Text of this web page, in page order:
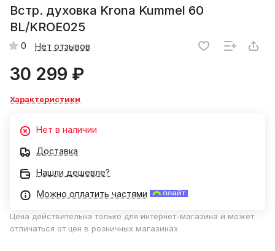
Встр. духовка Krona Kummel 60
BL/KROE025
0 Нет отзывов
30 299 ₽
Характеристики
Нет в наличии
Доставка
Нашли дешевле?
Можно оплатить частями
Цена действительна только для интернет-магазина и может
отличаться от цен в розничных магазинах